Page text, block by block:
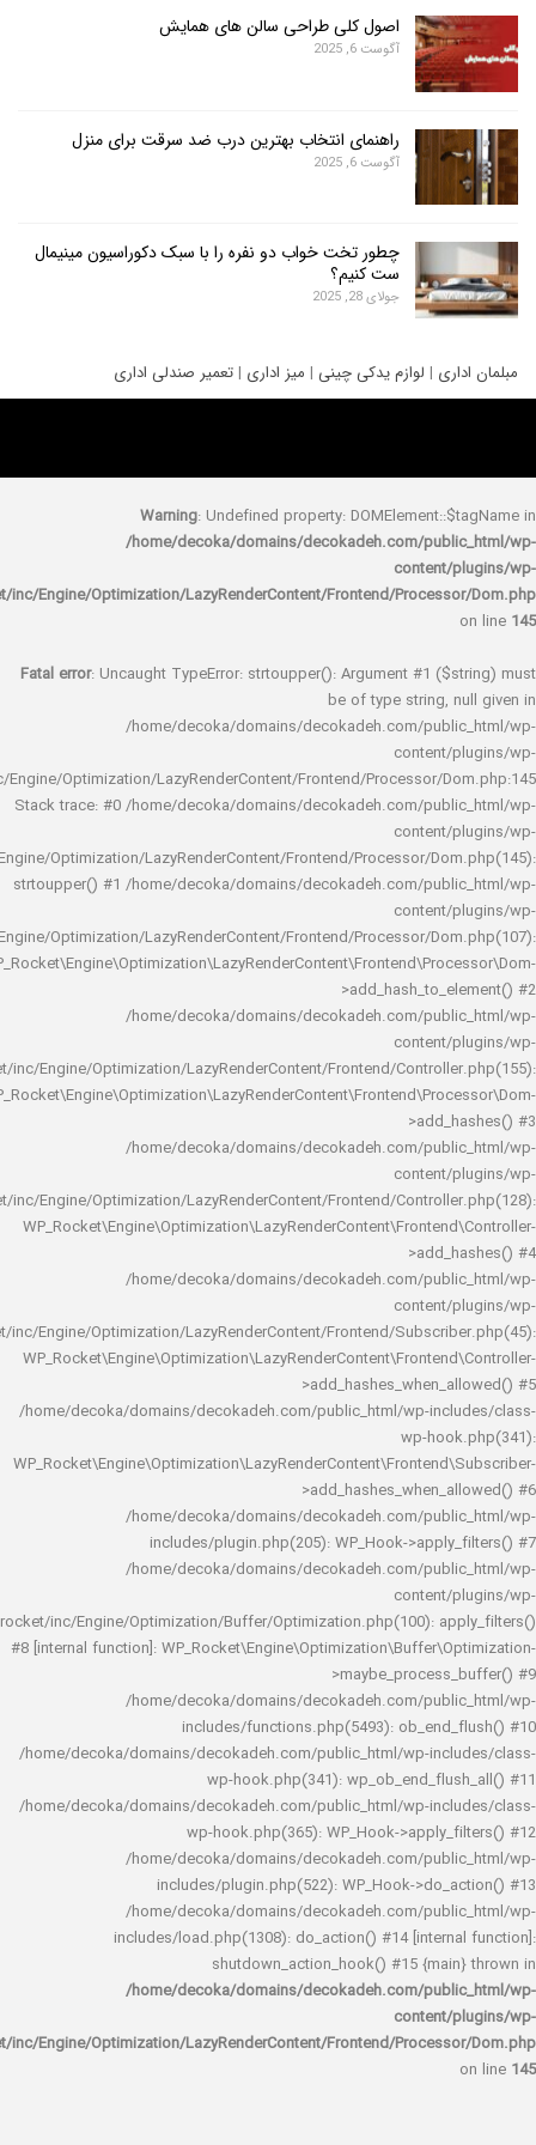
اصول کلی طراحی سالن های همایش
آگوست 6, 2025
راهنمای انتخاب بهترین درب ضد سرقت برای منزل
آگوست 6, 2025
چطور تخت خواب دو نفره را با سبک دکوراسیون مینیمال
ست کنیم؟
جولای 28, 2025
|لوازم یدکی چینی|میز اداری| تعمیر صندلی اداری
Warning: Undefined property:
/home/decoka/domains/decokadeh.com/
rocket/inc/Engine/Optimization/LazyRenderContent/Frontend/
Fatal error : Uncaught TypeError: strtoupper(): Argument #1
be of type string,
/home/decoka/domains/decokadeh.com/
rocket/inc/Engine/Optimization/LazyRenderContent/Frontend/Processor/
Stack trace: #0 /home/decoka/domains/decokadeh.com/
rocket/inc/Engine/Optimization/LazyRenderContent/Frontend/Processor/
strtoupper() #1 /home/decoka/domains/decokadeh.com/
rocket/inc/Engine/Optimization/LazyRenderContent/Frontend/Processor/
/home/decoka/domains/decokadeh.com/
rocket/inc/Engine/Optimization/LazyRenderContent/Frontend/
/home/decoka/domains/decokadeh.com/
rocket/inc/Engine/Optimization/LazyRenderContent/Frontend/
/home/decoka/domains/decokadeh.com/
rocket/inc/Engine/Optimization/LazyRenderContent/Frontend/
/home/decoka/domains/decokadeh.com/public_html/wp-
wp-
/home/decoka/domains/decokadeh.com/
includes/plugin.php(205): WP_Hook-
/home/decoka/domains/decokadeh.com/
rocket/inc/Engine/Optimization/Buffer/Optimization.php(100):
#8 [internal function]:
/home/decoka/domains/decokadeh.com/
includes/functions.php(5493):
/home/decoka/domains/decokadeh.com/public_html/wp-
wp-hook.php(341):
/home/decoka/domains/decokadeh.com/public_html/wp-
wp-hook.php(365): WP_Hook-
/home/decoka/domains/decokadeh.com/
includes/plugin.php(522): WP_Hook-
/home/decoka/domains/decokadeh.com/
includes/load.php(1308): do_action() #14
shutdown_action_hook() #15
/home/decoka/domains/decokadeh.com/
rocket/inc/Engine/Optimization/LazyRenderContent/Frontend/